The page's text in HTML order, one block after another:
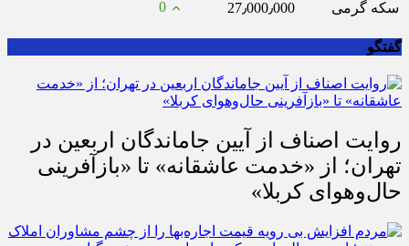
سکه گرمی 27٫000٫000 0
گفتگو
روایت اصناف از آیین جاماندگان اربعین در
تهران؛ از «خدمت عاشقانه» تا «بازآفرینی
حال‌وهوای کربلا»